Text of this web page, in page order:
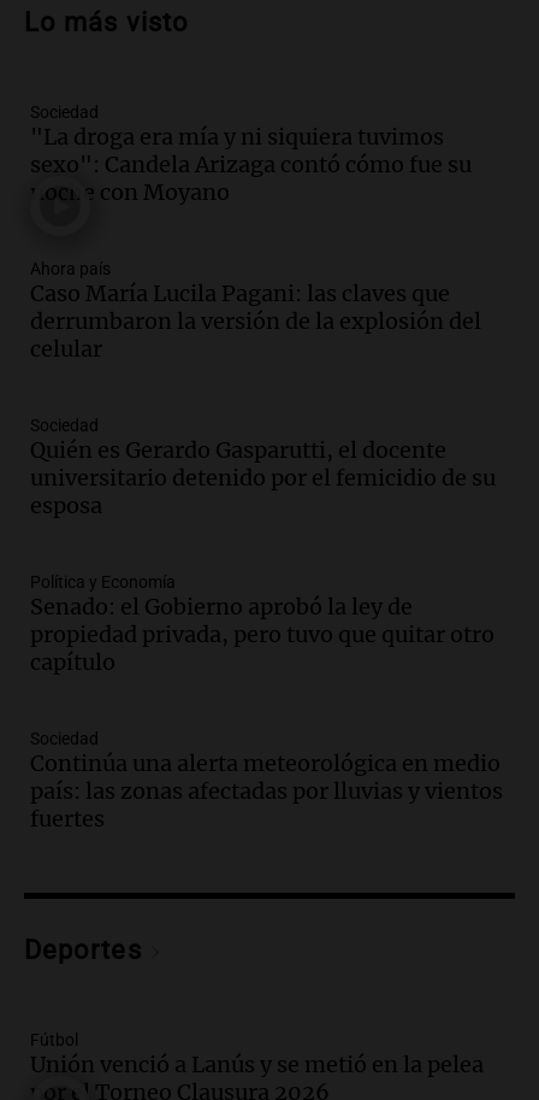
celebración de San Cayetano en Rosario
Audio.
Aumentan los peajes en Córdoba:
nueva tarifa del 2,3% activa desde el 9
de julio de 2026
Panorama Federal
Audio.
casi 1.500 llamados por fuertes vientos
de hasta 90 km/h
Panorama Federal
fitosanitarios y su impacto en la
sustentabilidad agrícola en Argentina
Panorama Federal
Episodios
finaliza con buenas reservas de
humedad en todo el país
Panorama Federal
Episodios
organizaciones sociales se unen contra
la eliminación de beneficios económicos
Panorama Federal
homenaje al maestro Pelli
Episodios
recolección de alimentos
Panorama Federal
Lo más visto
Sociedad
"La droga era mía y ni siquiera tuvimos
sexo": Candela Arizaga contó cómo fue su
noche con Moyano
Ahora país
Caso María Lucila Pagani: las claves que
derrumbaron la versión de la explosión del
celular
Sociedad
Quién es Gerardo Gasparutti, el docente
universitario detenido por el femicidio de su
esposa
Política y Economía
Senado: el Gobierno aprobó la ley de
propiedad privada, pero tuvo que quitar otro
capítulo
Sociedad
Continúa una alerta meteorológica en medio
país: las zonas afectadas por lluvias y vientos
fuertes
Deportes
Fútbol
Unión venció a Lanús y se metió en la pelea
por el Torneo Clausura 2026